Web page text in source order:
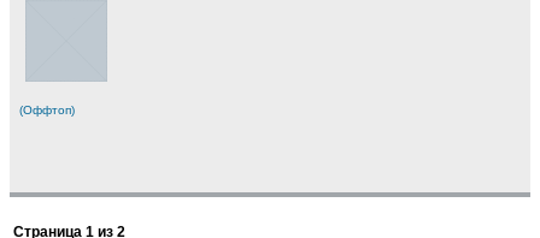
(Оффтоп)
Страница 1 из 2